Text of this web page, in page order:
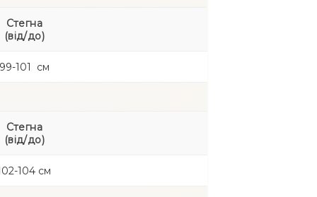
— комфортна підтримка
— непомітні навіть під облягаючим
без натирання та дискомфорту
для 🌸
Cтегна
(від/до)
99-101 см
Cтегна
(від/до)
104 см